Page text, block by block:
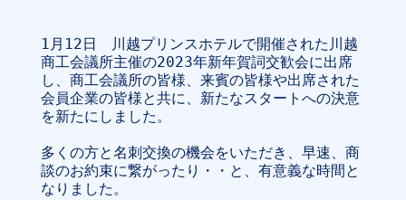
1月12日　川越プリンスホテルで開催された川越
商工会議所主催の2023年新年賀詞交歓会に出席
し、商工会議所の皆様、来賓の皆様や出席された
会員企業の皆様と共に、新たなスタートへの決意
を新たにしました。
多くの方と名刺交換の機会をいただき、早速、商
談のお約束に繋がったり・・と、有意義な時間と
なりました。